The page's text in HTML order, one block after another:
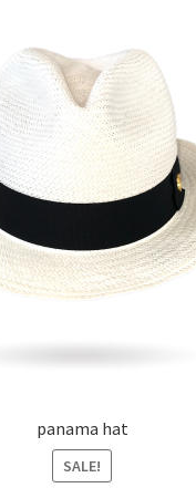
panama hat
SALE!